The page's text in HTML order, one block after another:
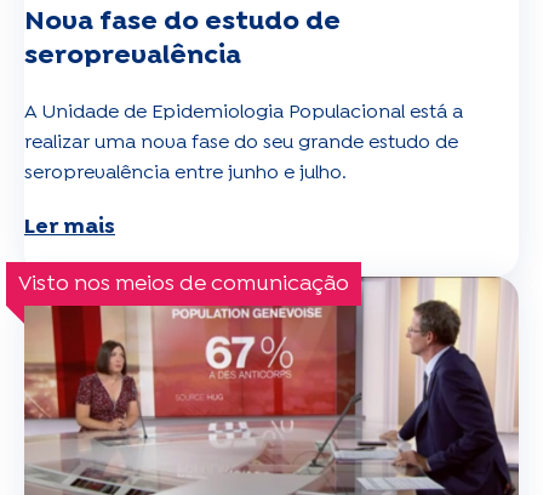
Nova fase do estudo de
seroprevalência
A Unidade de Epidemiologia Populacional está a
realizar uma nova fase do seu grande estudo de
seroprevalência entre junho e julho.
Ler mais
Visto nos meios de comunicação